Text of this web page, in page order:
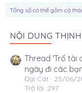
Tổng số có thể gồm cả
NỘI DUNG
Thread 'Trổ tài
ngày đi các
Đại Cát
25/06/
Trả lời: 297